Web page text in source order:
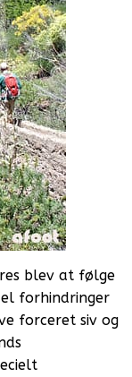
blev at følge
forhindringer
forceret siv og